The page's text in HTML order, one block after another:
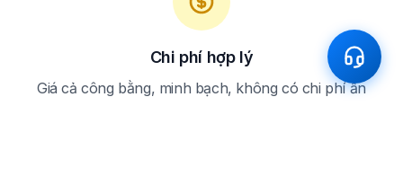
Chi phí hợp lý
Giá cả công bằng, minh bạch, không có chi phí ẩn